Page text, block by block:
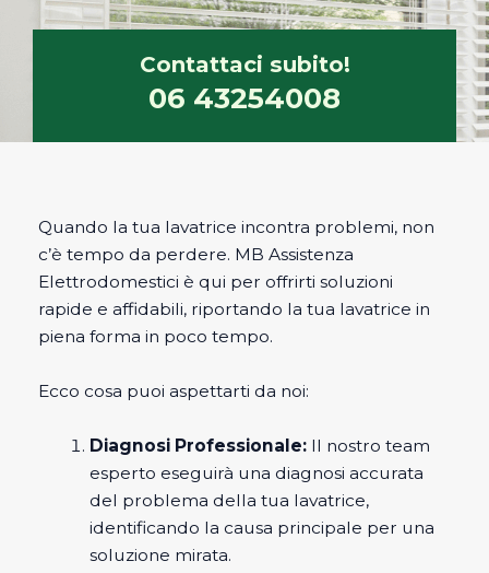
Contattaci subito!
06 43254008
Quando la tua lavatrice incontra problemi, non
c’è tempo da perdere. MB Assistenza
Elettrodomestici è qui per offrirti soluzioni
rapide e affidabili, riportando la tua lavatrice in
piena forma in poco tempo.
Ecco cosa puoi aspettarti da noi:
Diagnosi Professionale:Il nostro team
esperto eseguirà una diagnosi accurata
del problema della tua lavatrice,
identificando la causa principale per una
soluzione mirata.